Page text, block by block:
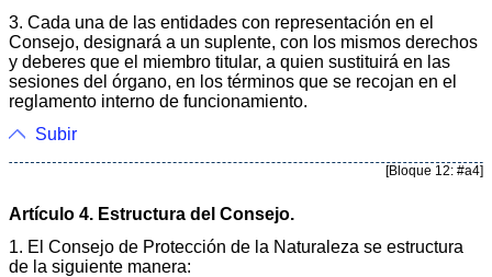
3. Cada una de las entidades con representación en el
Consejo, designará a un suplente, con los mismos derechos
y deberes que el miembro titular, a quien sustituirá en las
sesiones del órgano, en los términos que se recojan en el
reglamento interno de funcionamiento.
Subir
[Bloque 12: #a4]
Artículo 4. Estructura del Consejo.
1. El Consejo de Protección de la Naturaleza se estructura
de la siguiente manera: